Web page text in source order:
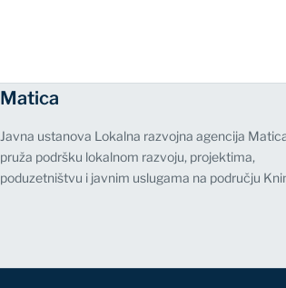
Matica
Javna ustanova Lokalna razvojna agencija
pruža podršku lokalnom razvoju, projektima,
poduzetništvu i javnim uslugama na području